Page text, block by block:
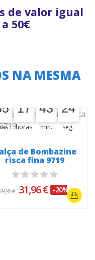
de valor igual
50€
NA MESMA
17
17
00
horas
43
43
00
min.
24
24
25
seg.
de Bombazine
risca fina 9719
€ 31,96 € -20%